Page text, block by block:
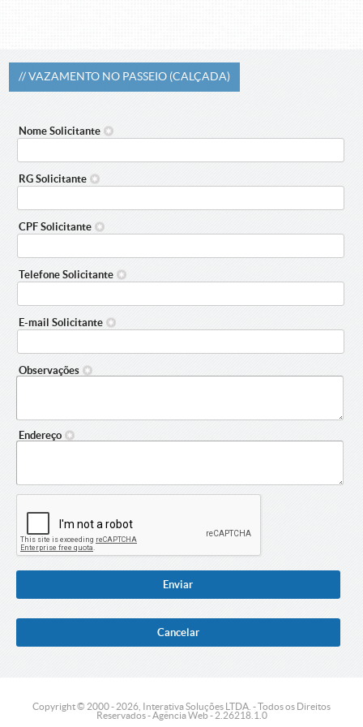
VAZAMENTO NO PASSEIO (CALÇADA)
Nome Solicitante
RG Solicitante
CPF Solicitante
Telefone Solicitante
E-mail Solicitante
Observações
Endereço
Copyright © 2000 - 2026, Interativa Soluções LTDA. - Todos os Direitos
Reservados - Agência Web - 2.26218.1.0